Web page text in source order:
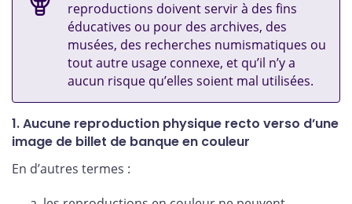
reproductions doivent servir à des fins
éducatives ou pour des archives, des
musées, des recherches numismatiques ou
tout autre usage connexe, et qu’il n’y a
aucun risque qu’elles soient mal utilisées.
1. Aucune reproduction physique recto verso d’une
image de billet de banque en couleur
En d’autres termes :